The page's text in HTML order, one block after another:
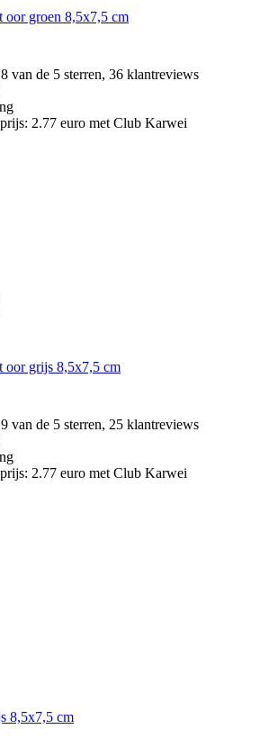
oor groen 8,5x7,5 cm
van de 5 sterren, 36 klantreviews
2.77 euro met Club Karwei
oor grijs 8,5x7,5 cm
van de 5 sterren, 25 klantreviews
2.77 euro met Club Karwei
8,5x7,5 cm